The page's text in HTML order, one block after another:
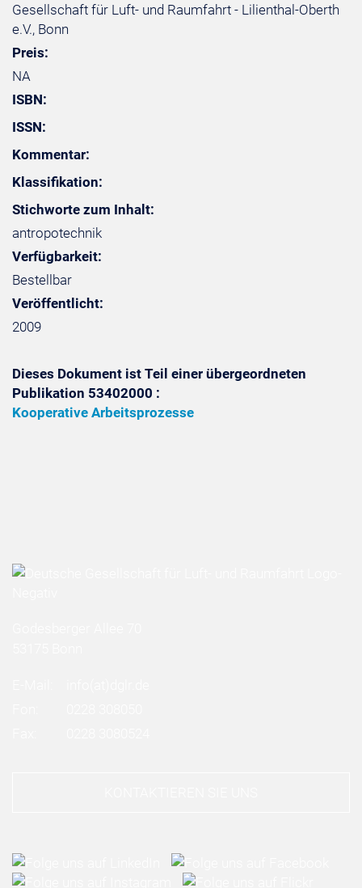
Gesellschaft für Luft- und Raumfahrt - Lilienthal-Oberth
e.V., Bonn
Preis:
NA
ISBN:
ISSN:
Kommentar:
Klassifikation:
Stichworte zum Inhalt:
antropotechnik
Verfügbarkeit:
Bestellbar
Veröffentlicht:
2009
Dieses Dokument ist Teil einer übergeordneten
Publikation 53402000 :
Kooperative Arbeitsprozesse